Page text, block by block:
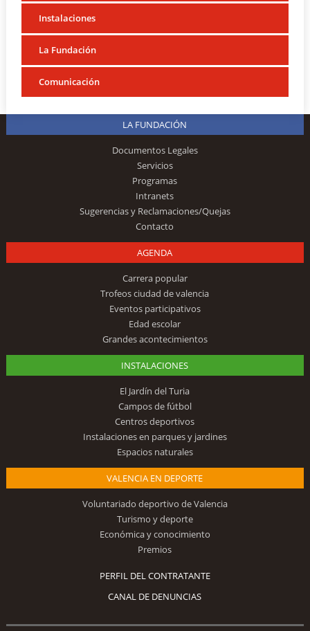
Instalaciones
La Fundación
Comunicación
LA FUNDACIÓN
Documentos Legales
Servicios
Programas
Intranets
Sugerencias y Reclamaciones/Quejas
Contacto
AGENDA
Carrera popular
Trofeos ciudad de valencia
Eventos participativos
Edad escolar
Grandes acontecimientos
INSTALACIONES
El Jardín del Turia
Campos de fútbol
Centros deportivos
Instalaciones en parques y jardines
Espacios naturales
VALENCIA EN DEPORTE
Voluntariado deportivo de Valencia
Turismo y deporte
Económica y conocimiento
Premios
PERFIL DEL CONTRATANTE
CANAL DE DENUNCIAS